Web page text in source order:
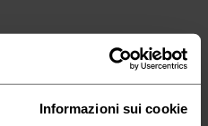
Informazioni sui cookie